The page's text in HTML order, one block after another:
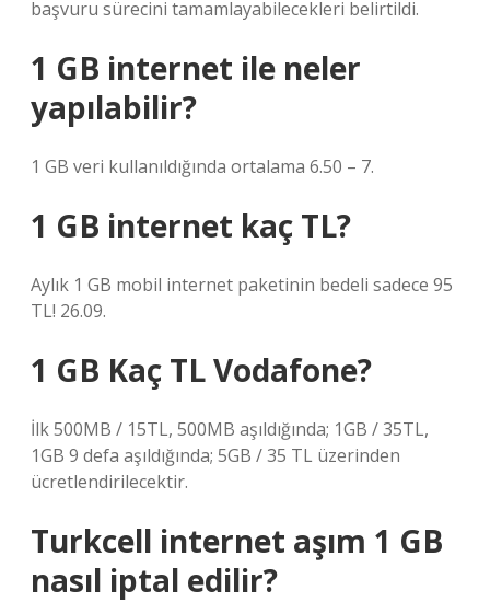
başvuru sürecini tamamlayabilecekleri belirtildi.
1 GB internet ile neler
yapılabilir?
1 GB veri kullanıldığında ortalama 6.50 – 7.
1 GB internet kaç TL?
Aylık 1 GB mobil internet paketinin bedeli sadece 95
TL! 26.09.
1 GB Kaç TL Vodafone?
İlk 500MB / 15TL, 500MB aşıldığında; 1GB / 35TL,
1GB 9 defa aşıldığında; 5GB / 35 TL üzerinden
ücretlendirilecektir.
Turkcell internet aşım 1 GB
nasıl iptal edilir?